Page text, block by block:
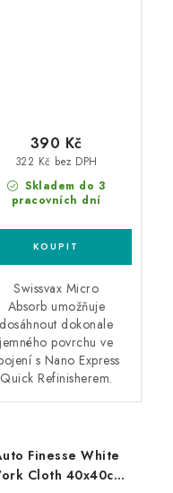
Skladem do 3
pracovních dní
322 Kč bez DPH
390 Kč
Swissvax Micro
Absorb umožňuje
dosáhnout dokonale
jemného povrchu ve
s Nano Express
Quick Refinisherem.
Finesse White
Cloth 40x40cm